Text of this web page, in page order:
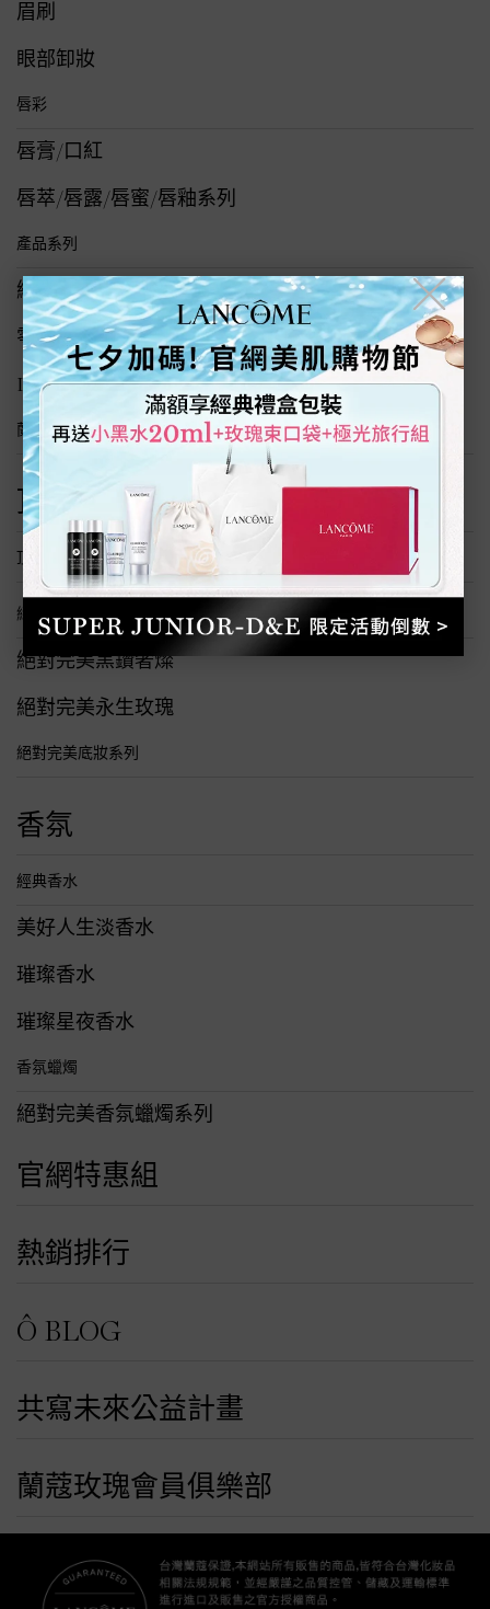
眉刷
眼部卸妝
唇彩
唇膏/口紅
唇萃/唇露/唇蜜/唇釉系列
產品系列
絕對完美唇膏系列
零粉感粉底全系列
IDOLE唯我彩妝系列
蘭蔻NEW線上選色儀
頂級保養
頂級醫學美容系列
絕對完美保養系列
絕對完美黑鑽奢燦
絕對完美永生玫瑰
絕對完美底妝系列
香氛
經典香水
美好人生淡香水
璀璨香水
璀璨星夜香水
香氛蠟燭
絕對完美香氛蠟燭系列
官網特惠組
熱銷排行
Ô BLOG
共寫未來公益計畫
蘭蔻玫瑰會員俱樂部
╳